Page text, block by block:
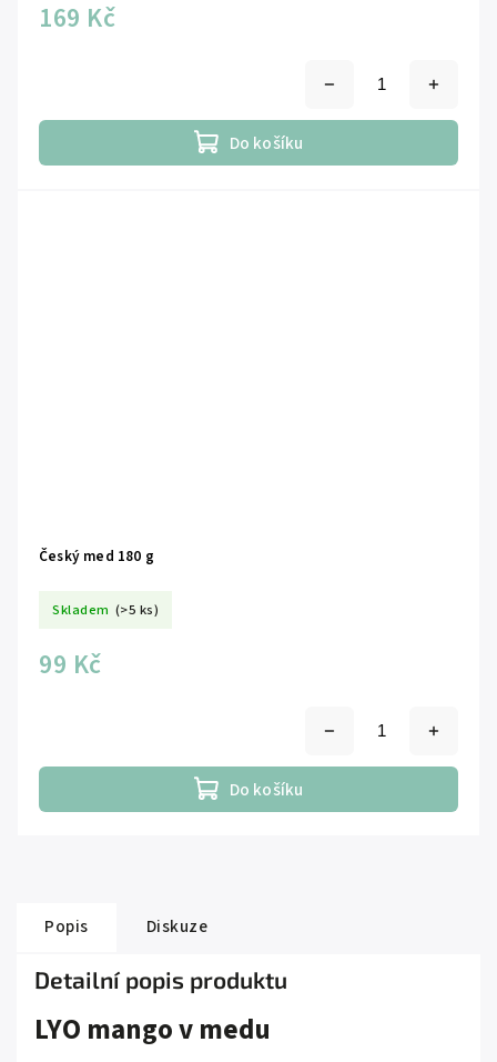
169 Kč
Do košíku
Český med 180 g
Skladem (>5 ks)
99 Kč
Do košíku
Popis Diskuze
Detailní popis produktu
LYO mango v medu